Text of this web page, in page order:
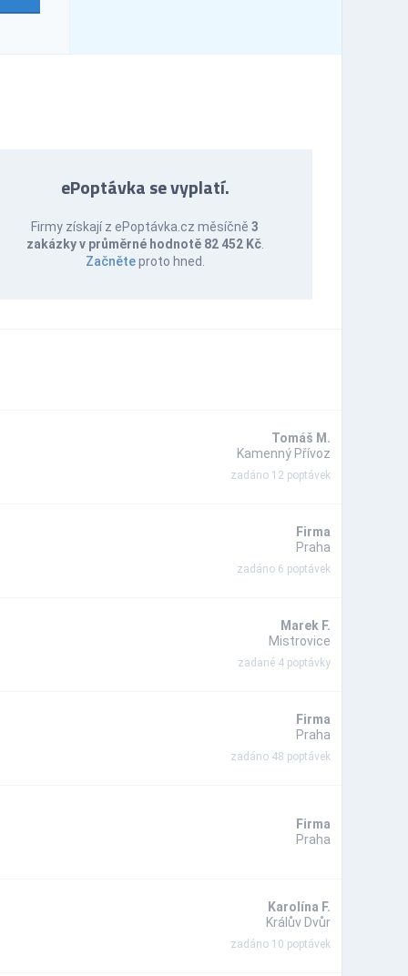
ePoptávka se vyplatí.
Firmy získají z ePoptávka.cz měsíčně3
zakázky v průměrné hodnotě 82 452 Kč.
Začněteproto hned.
Tomáš M.
Kamenný Přívoz
zadáno 12 poptávek
Firma
Praha
zadáno 6 poptávek
Marek F.
Mistrovice
zadané 4 poptávky
Firma
Praha
zadáno 48 poptávek
Firma
Praha
Karolína F.
Králův Dvůr
zadáno 10 poptávek